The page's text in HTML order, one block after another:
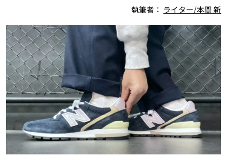
執筆者： ライター/本間 新